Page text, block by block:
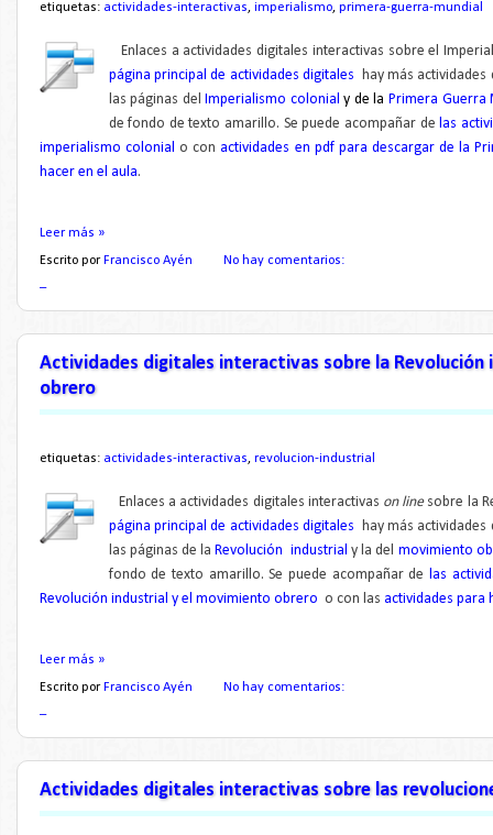
etiquetas: actividades-interactivas, imperialismo, primera-guerra-mundial
Enlaces a actividades digitales interactivas sobre el
página principal de actividades digitales
hay más
las páginas del
Imperialismo colonialy de la Primera Guerra
de fondo de texto amarillo. Se puede acompañar de
las
imperialismo colonial
o con actividades en pdf para descargar de la
hacer en el aula.
Leer más »
Escrito por Francisco Ayén
No hay comentarios:
Actividades digitales interactivas sobre la
obrero
etiquetas: actividades-interactivas, revolucion-industrial
Enlaces a actividades digitales interactivas on linesobre la
página principal de actividades digitales
hay más
las páginas de la Revolución industrialy la del movimiento
fondo de texto amarillo. Se puede acompañar de
las
Revolución industrial y el movimiento obrero o con las actividades para
Leer más »
Escrito porFrancisco Ayén
No hay comentarios:
Actividades digitales interactivas sobre las